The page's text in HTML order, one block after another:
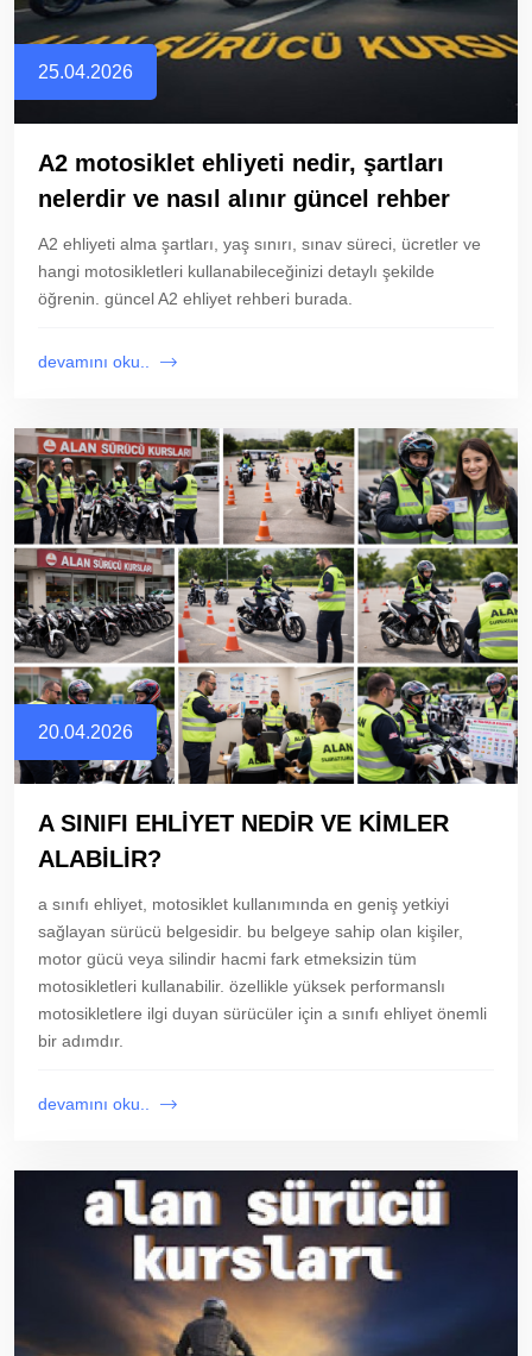
25.04.2026
A2 motosiklet ehliyeti nedir, şartları
nelerdir ve nasıl alınır güncel rehber
A2 ehliyeti alma şartları, yaş sınırı, sınav süreci, ücretler ve
hangi motosikletleri kullanabileceğinizi detaylı şekilde
öğrenin. güncel A2 ehliyet rehberi burada.
devamını oku..
20.04.2026
A SINIFI EHLİYET NEDİR VE KİMLER
ALABİLİR?
a sınıfı ehliyet, motosiklet kullanımında en geniş yetkiyi
sağlayan sürücü belgesidir. bu belgeye sahip olan kişiler,
motor gücü veya silindir hacmi fark etmeksizin tüm
motosikletleri kullanabilir. özellikle yüksek performanslı
motosikletlere ilgi duyan sürücüler için a sınıfı ehliyet önemli
bir adımdır.
devamını oku..